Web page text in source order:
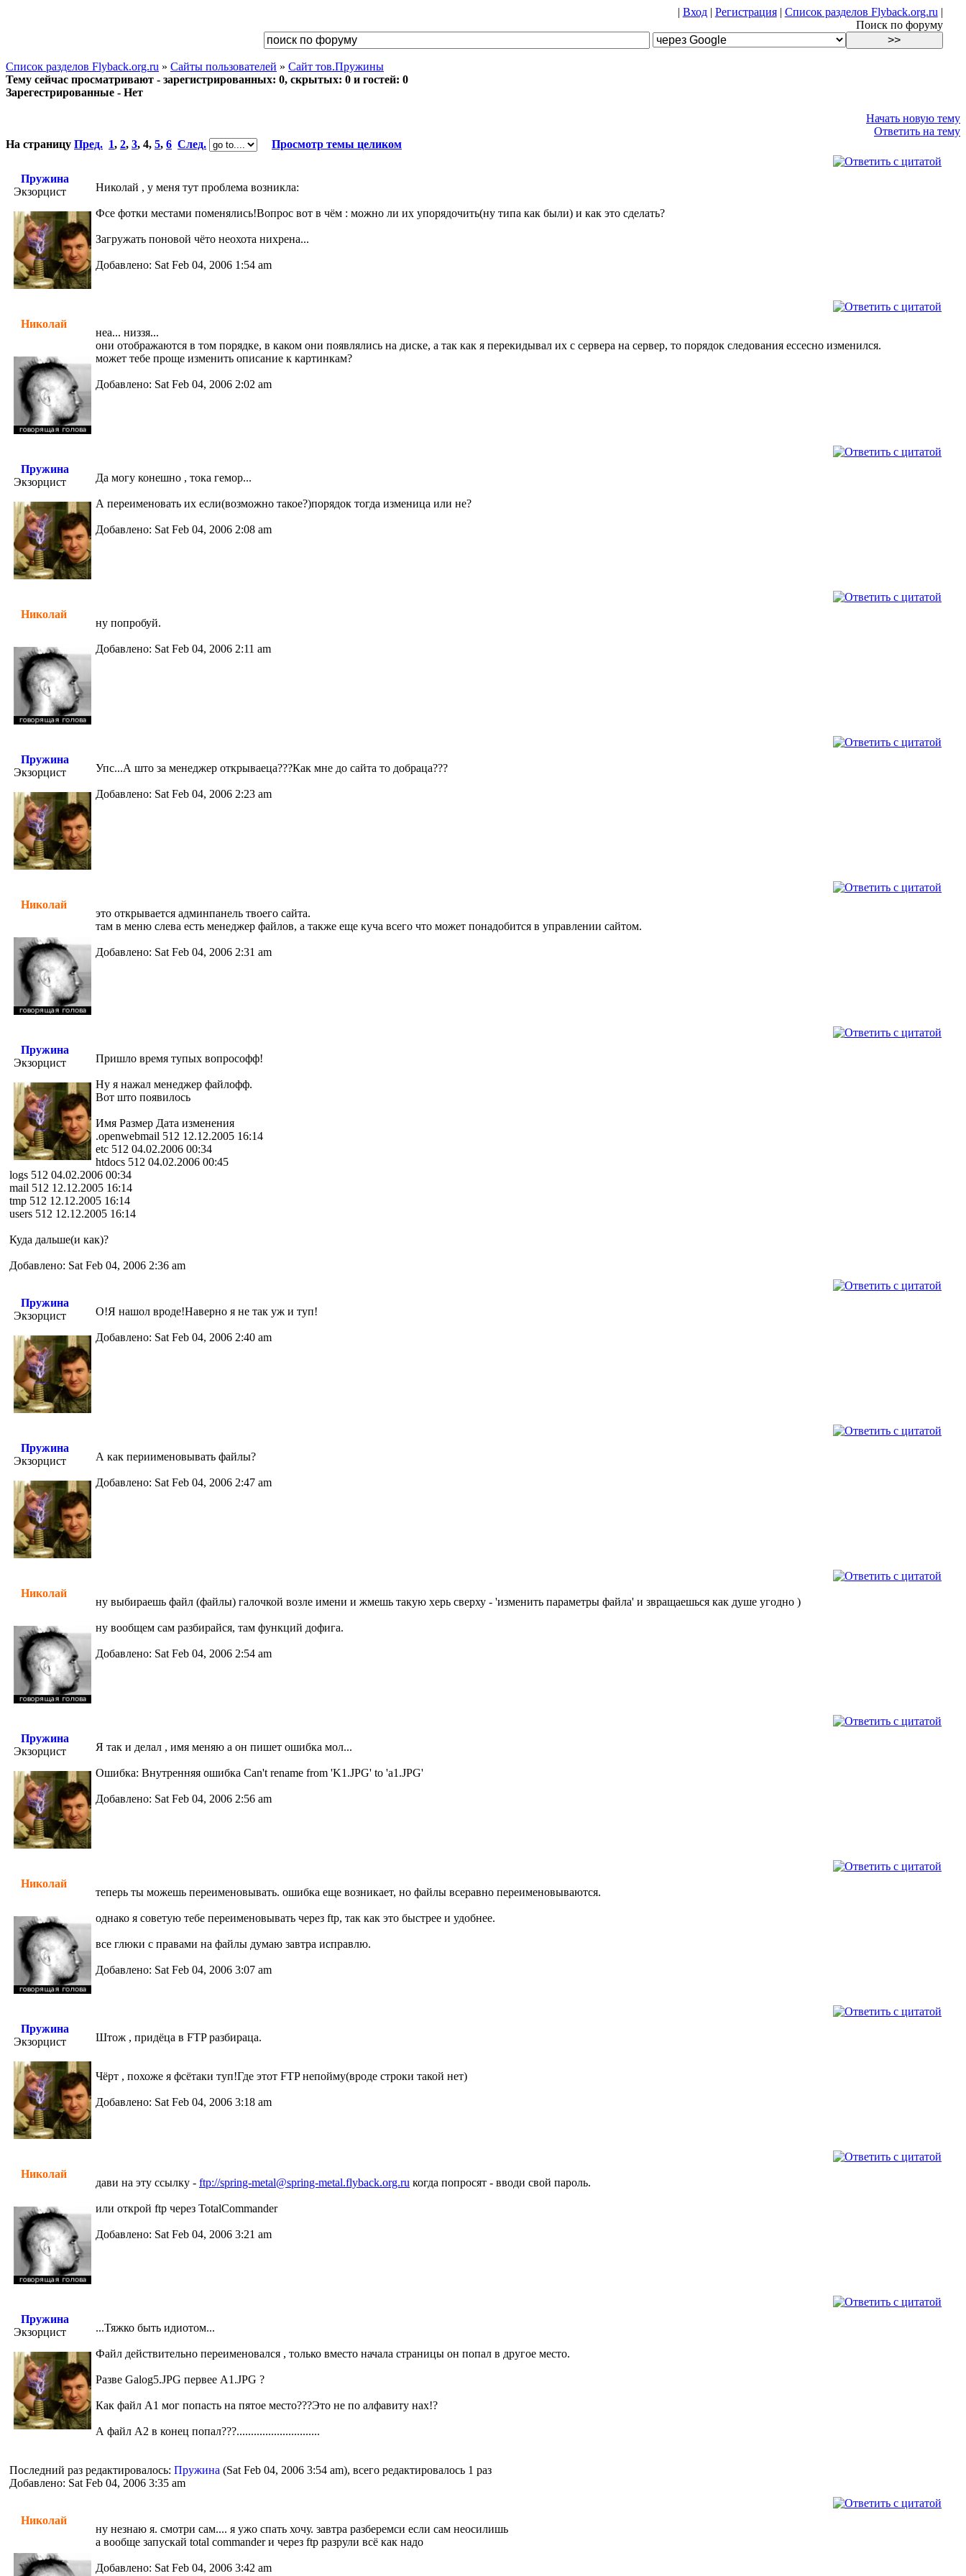
| Вход| Регистрация| Список разделов Flyback.org.ru |
Поиск по форуму
Список разделов Flyback.org.ru » Сайты пользователей » Сайт тов.Пружины
Тему сейчас просматривают - зарегистрированных: 0, скрытых: 0 и гостей: 0
Зарегестрированные - Нет
Начать новую тему
Ответить на тему
На страницу Пред. 1, 2, 3, 4, 5, 6 След. Просмотр темы целиком
Пружина
Экзорцист
Николай , у меня тут проблема возникла:
Фсе фотки местами поменялись!Вопрос вот в чём : можно ли их упорядочить(ну типа как были) и как это сделать?
Загружать поновой чёто неохота нихрена...
Добавлено: Sat Feb 04, 2006 1:54 am
Николай
неа... низзя...
они отображаются в том порядке, в каком они появлялись на диске, а так как я перекидывал их с сервера на сервер, то порядок следования ессесно изменился.
может тебе проще изменить описание к картинкам?
Добавлено: Sat Feb 04, 2006 2:02 am
Пружина
Экзорцист
Да могу конешно , тока гемор...
А переименовать их если(возможно такое?)порядок тогда изменица или не?
Добавлено: Sat Feb 04, 2006 2:08 am
Николай
ну попробуй.
Добавлено: Sat Feb 04, 2006 2:11 am
Пружина
Экзорцист
Упс...А што за менеджер открываеца???Как мне до сайта то добраца???
Добавлено: Sat Feb 04, 2006 2:23 am
Николай
это открывается админпанель твоего сайта.
там в меню слева есть менеджер файлов, а также еще куча всего что может понадобится в управлении сайтом.
Добавлено: Sat Feb 04, 2006 2:31 am
Пружина
Экзорцист
Пришло время тупых вопрософф!
Ну я нажал менеджер файлофф.
Вот што появилось
Имя Размер Дата изменения
.openwebmail 512 12.12.2005 16:14
etc 512 04.02.2006 00:34
htdocs 512 04.02.2006 00:45
logs 512 04.02.2006 00:34
mail 512 12.12.2005 16:14
tmp 512 12.12.2005 16:14
users 512 12.12.2005 16:14
Куда дальше(и как)?
Добавлено: Sat Feb 04, 2006 2:36 am
Пружина
Экзорцист
О!Я нашол вроде!Наверно я не так уж и туп!
Добавлено: Sat Feb 04, 2006 2:40 am
Пружина
Экзорцист
А как периименовывать файлы?
Добавлено: Sat Feb 04, 2006 2:47 am
Николай
ну выбираешь файл (файлы) галочкой возле имени и жмешь такую херь сверху - 'изменить параметры файла' и звращаешься как душе угодно )
ну вообщем сам разбирайся, там функций дофига.
Добавлено: Sat Feb 04, 2006 2:54 am
Пружина
Экзорцист
Я так и делал , имя меняю а он пишет ошибка мол...
Ошибка: Внутренняя ошибка Can't rename from 'K1.JPG' to 'a1.JPG'
Добавлено: Sat Feb 04, 2006 2:56 am
Николай
теперь ты можешь переименовывать. ошибка еще возникает, но файлы всеравно переименовываются.
однако я советую тебе переименовывать через ftp, так как это быстрее и удобнее.
все глюки с правами на файлы думаю завтра исправлю.
Добавлено: Sat Feb 04, 2006 3:07 am
Пружина
Экзорцист
Штож , придёца в FTP разбираца.
Чёрт , похоже я фсётаки туп!Где этот FTP непойму(вроде строки такой нет)
Добавлено: Sat Feb 04, 2006 3:18 am
Николай
дави на эту ссылку - ftp://spring-metal@spring-metal.flyback.org.ru когда попросят - вводи свой пароль.
или открой ftp через TotalCommander
Добавлено: Sat Feb 04, 2006 3:21 am
Пружина
Экзорцист
...Тяжко быть идиотом...
Файл действительно переименовался , только вместо начала страницы он попал в другое место.
Разве Galog5.JPG первее A1.JPG ?
Как файл A1 мог попасть на пятое место???Это не по алфавиту нах!?
А файл A2 в конец попал???.............................
Последний раз редактировалось: Пружина (Sat Feb 04, 2006 3:54 am), всего редактировалось 1 раз
Добавлено: Sat Feb 04, 2006 3:35 am
Николай
ну незнаю я. смотри сам.... я ужо спать хочу. завтра разберемси если сам неосилишь
а вообще запускай total commander и через ftp разрули всё как надо
Добавлено: Sat Feb 04, 2006 3:42 am